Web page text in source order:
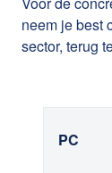
Meer
neem je best
sector, terug
PC